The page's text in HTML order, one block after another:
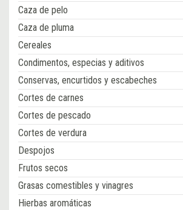
Caza de pelo
Caza de pluma
Cereales
Condimentos, especias y aditivos
Conservas, encurtidos y escabeches
Cortes de carnes
Cortes de pescado
Cortes de verdura
Despojos
Frutos secos
Grasas comestibles y vinagres
Hierbas aromáticas